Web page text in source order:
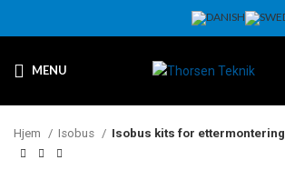
MENU
Hjem Isobus Isobus kits for ettermontering